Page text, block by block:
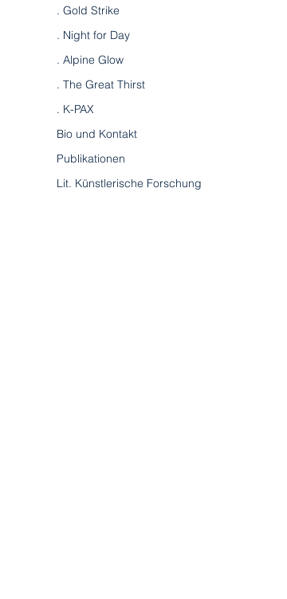
. Gold Strike
. Night for Day
. Alpine Glow
. The Great Thirst
. K-PAX
Bio und Kontakt
Publikationen
Lit. Künstlerische Forschung